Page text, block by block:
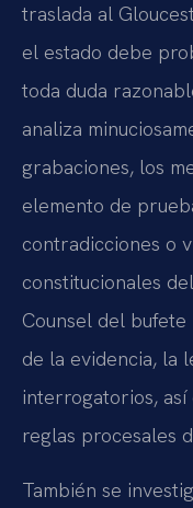
traslada al
el estado debe
toda duda
analiza
grabaciones, los
elemento de
contradicciones o
constitucionales
Counsel del bufete
de la evidencia, la
interrogatorios,
reglas procesales
También se